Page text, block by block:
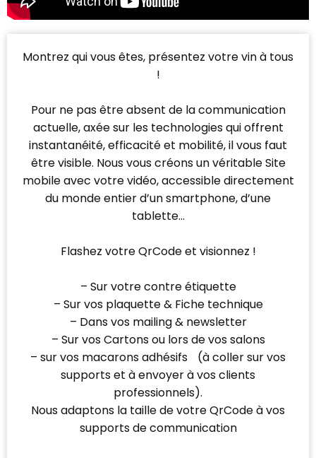
Montrez qui vous êtes, présentez votre vin à tous
!
Pour ne pas être absent de la communication
actuelle, axée sur les technologies qui offrent
instantanéité, efficacité et mobilité, il vous faut
être visible. Nous vous créons un véritable Site
mobile avec votre vidéo, accessible directement
du monde entier d’un smartphone, d’une
tablette…
Flashez votre QrCode et visionnez !
– Sur votre contre étiquette
– Sur vos plaquette & Fiche technique
– Dans vos mailing & newsletter
– Sur vos Cartons ou lors de vos salons
– sur vos macarons adhésifs (à coller sur vos
supports et à envoyer à vos clients
professionnels).
Nous adaptons la taille de votre QrCode à vos
supports de communication